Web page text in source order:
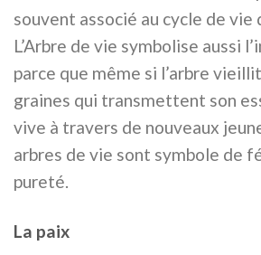
souvent associé au cycle de vie
L’Arbre de vie symbolise aussi
parce que même si l’arbre
graines qui transmettent son
vive à travers de nouveaux
arbres de vie sont symbole de
pureté.
La paix